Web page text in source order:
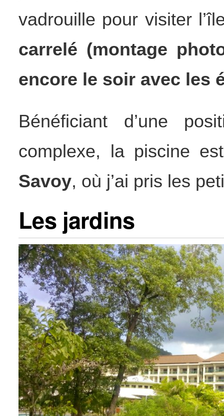
vadrouille pour visiter
carrelé (montage
encore le soir avec les
Bénéficiant d’une
complexe, la piscine
Savoy, où j’ai pris les
Les jardins